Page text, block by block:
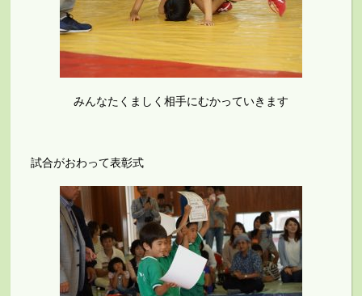
みんなたくましく相手にむかっていきます
試合がおわって表彰式